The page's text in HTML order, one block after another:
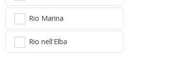
Rio Marina
Rio nell'Elba